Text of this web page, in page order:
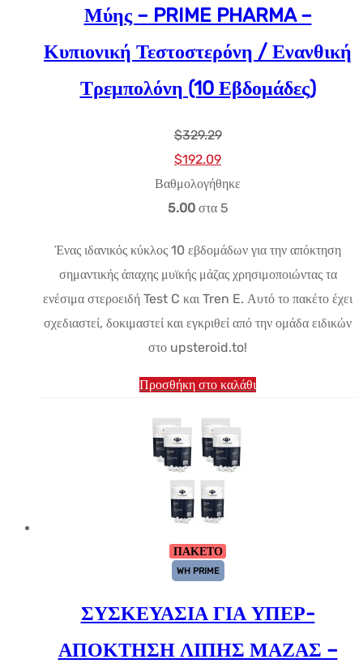
Μύης – PRIME PHARMA –
Κυπιονική Τεστοστερόνη / Ενανθική
Τρεμπολόνη (10 Εβδομάδες)
$329.29
Αρχική
τιμή:
$329.29.
$192.09Η
τρέχουσα
τιμή
$192.09.
Βαθμολογήθηκε
5.00στα 5
Ένας ιδανικός κύκλος 10 εβδομάδων για την απόκτηση
σημαντικής άπαχης μυϊκής μάζας χρησιμοποιώντας τα
ενέσιμα στεροειδή Test C και Tren E. Αυτό το πακέτο έχει
σχεδιαστεί, δοκιμαστεί και εγκριθεί από την ομάδα ειδικών
στο upsteroid.to!
Προσθήκη στο καλάθι
ΠΑΚΕΤΟ
WH PRIME
ΣΥΣΚΕΥΑΣΙΑ ΓΙΑ ΥΠΕΡ-
ΑΠΟΚΤΗΣΗ ΛΙΠΗΣ ΜΑΖΑΣ –